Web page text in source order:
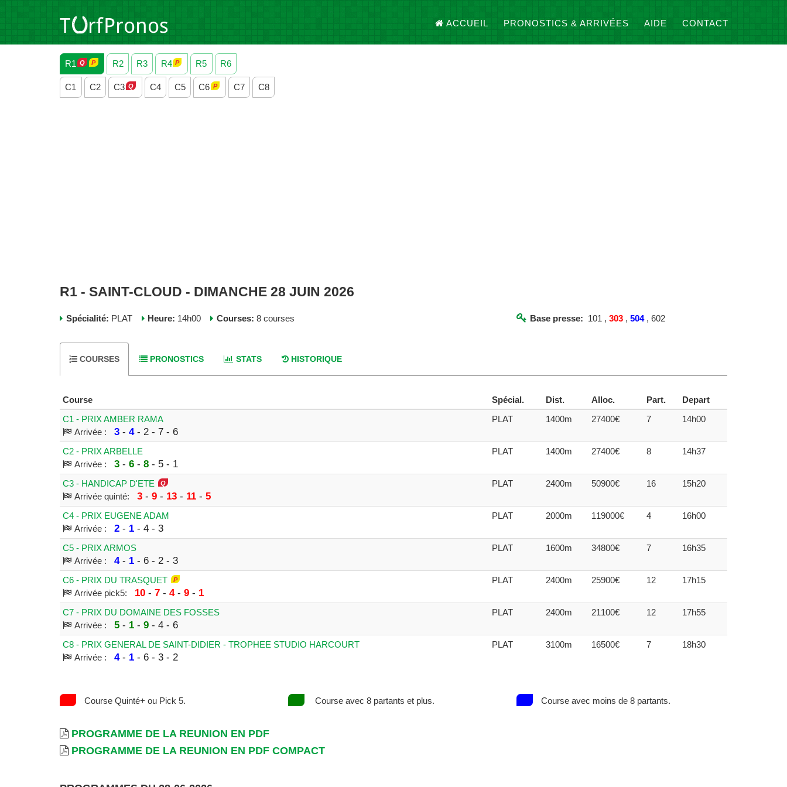
ACCUEIL PRONOSTICS & ARRIVÉES AIDE CONTACT
R1 R2 R3 R4 R5 R6
C1 C2 C3 C4 C5 C6 C7 C8
R1 - SAINT-CLOUD - DIMANCHE 28 JUIN 2026
Spécialité: PLAT Heure: 14h00 Courses: 8 courses Base presse: 101 ,303 ,504, 602
COURSES PRONOSTICS STATS HISTORIQUE
Course Spécial. Dist. Alloc. Part.
Depart
C1 - PRIX AMBER RAMA
Arrivée :
3- 4- 2 - 7 - 6
PLAT 1400m 27400€ 7 14h00
C2 - PRIX ARBELLE
Arrivée :
3- 6- 8- 5 - 1
PLAT 1400m 27400€ 8 14h37
C3 - HANDICAP D'ETE
Arrivée quinté:
3- 9- 13- 11- 5
PLAT 2400m 50900€ 16 15h20
C4 - PRIX EUGENE ADAM
Arrivée :
2- 1- 4 - 3
PLAT 2000m 119000€ 4 16h00
C5 - PRIX ARMOS
Arrivée :
4- 1- 6 - 2 - 3
PLAT 1600m 34800€ 7 16h35
C6 - PRIX DU TRASQUET
Arrivée pick5:
10- 7- 4- 9- 1
PLAT 2400m 25900€ 12 17h15
C7 - PRIX DU DOMAINE DES FOSSES
Arrivée :
5- 1- 9- 4 - 6
PLAT 2400m 21100€ 12 17h55
C8 - PRIX GENERAL DE SAINT-DIDIER - TROPHEE STUDIO HARCOURT
Arrivée :
4- 1- 6 - 3 - 2
PLAT 3100m 16500€ 7 18h30
Course Quinté+ ou Pick 5. Course avec 8 partants et plus. Course avec moins de 8 partants.
PROGRAMME DE LA REUNION EN PDF
PROGRAMME DE LA REUNION EN PDF COMPACT